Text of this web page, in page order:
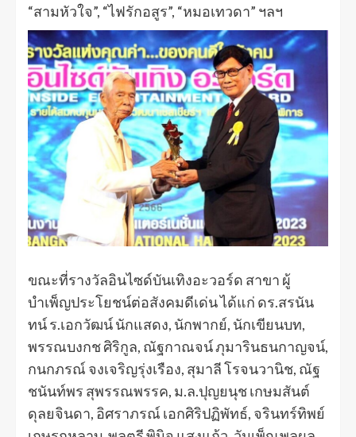
“สามหัวใจ”, “ไฟรักอสูร”, “หมอเทวดา” ฯลฯ
ขณะที่รางวัลอินไซด์บันเทิงอะวอร์ด สาขา ผู้
บำเพ็ญประโยชน์ต่อสังคมดีเด่น ได้แก่ ดร.สรนัน
ทน์ ร.เอกวัฒน์ นักแสดง, นักพากย์, นักเขียนบท,
พรรณบงกช ศิริกูล, ณัฐกาณจน์ ภุมารินธนกาญจน์,
กนกภรณ์ จงเจริญรุ่งเรือง, สุมาลี โรจนวานิช, ณัฐ
ชนันท์พร สุพรรณพรรค, ม.ล.ปุญยนุช เกษมสันต์
ดุลยจินดา, อิศราภรณ์ เอกศิริปฏิพัทธ์, จรินทร์ทิพย์